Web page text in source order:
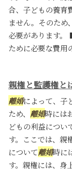
合、子どもの養育
ません。そのため、
必要があります。
ために必要な費用
親権と監護権と
離婚によって、子
ため、 離婚時には
どもの利益につい
す。ここでは、
について離婚時に
す。親権には、身